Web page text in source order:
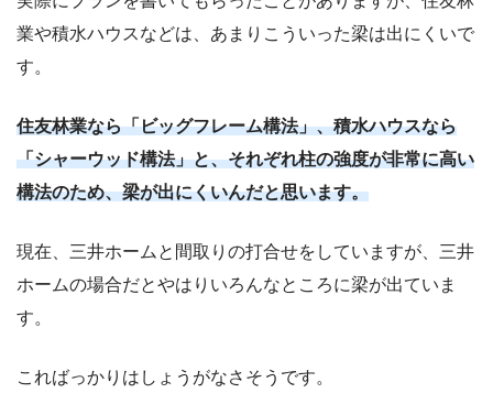
業や積水ハウスなどは、あまりこういった梁は出にくいで
す。
住友林業なら「ビッグフレーム構法」、積水ハウスなら
「シャーウッド構法」と、それぞれ柱の強度が非常に高い
構法のため、梁が出にくいんだと思います。
現在、三井ホームと間取りの打合せをしていますが、三井
ホームの場合だとやはりいろんなところに梁が出ていま
す。
こればっかりはしょうがなさそうです。